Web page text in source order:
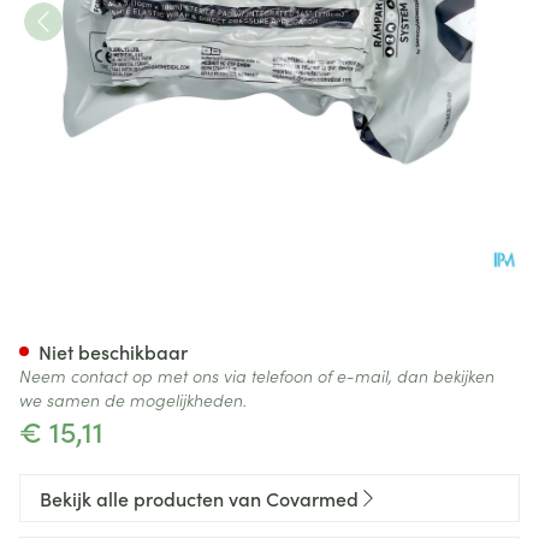
€ 15,11
Niet beschikbaar
Neem contact op met ons via telefoon of e-mail, dan bekijken
we samen de mogelijkheden.
Bekijk alle producten van Covarmed